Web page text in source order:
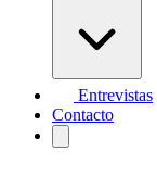
Entrevistas
Contacto